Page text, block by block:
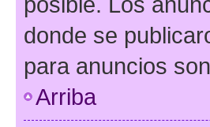
donde se
para anuncios
Arriba